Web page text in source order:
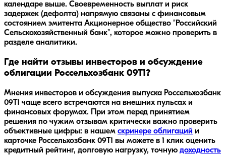
календаре выше. Своевременность выплат и риск
задержек (дефолта) напрямую связаны с финансовым
состоянием эмитента Акционерное общество "Российский
Сельскохозяйственный банк", которое можно проверить в
разделе аналитики.
Где найти отзывы инвесторов и обсуждение
облигации Россельхозбанк 09Т1?
Мнения инвесторов и обсуждения выпуска Россельхозбанк
09Т1 чаще всего встречаются на внешних пульсах и
финансовых форумах. При этом перед принятием
решения по чужим отзывам критически важно проверить
объективные цифры: в нашем скринере облигаций и
карточке Россельхозбанк 09Т1 вы можете в 1 клик оценить
кредитный рейтинг, долговую нагрузку, точную доходность